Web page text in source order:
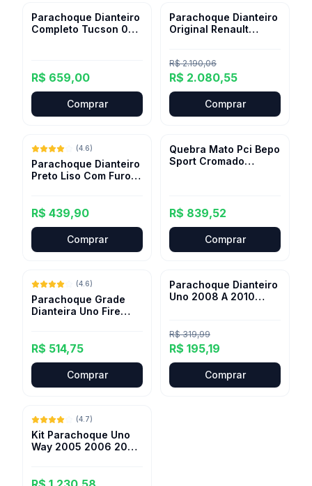
Parachoque Dianteiro
Completo Tucson 006
R$ 659,00
Comprar
-5%
Parachoque Dianteiro
Original Renault
R$ 2.190,06
R$ 2.080,55
Comprar
(4.6)
Parachoque Dianteiro
Preto Liso Com Furo
R$ 439,90
Comprar
Quebra Mato Pci Bepo
Sport Cromado
R$ 839,52
Comprar
(4.6)
Parachoque Grade
Dianteira Uno Fire
R$ 514,75
Comprar
-39%
Parachoque Dianteiro
Uno 2008 A 2010
R$ 319,99
R$ 195,19
Comprar
(4.7)
Kit Parachoque Uno
Way 2005 2006 2007